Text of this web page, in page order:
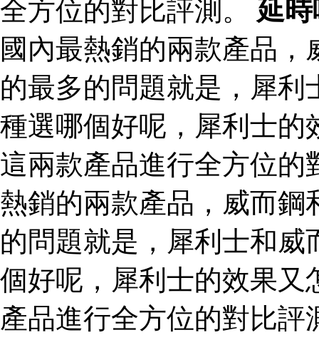
全方位的對比評測。 延
國內最熱銷的兩款產品
的最多的問題就是，犀
種選哪個好呢，犀利士的
這兩款產品進行全方位的
熱銷的兩款產品，威而鋼
的問題就是，犀利士和
個好呢，犀利士的效果又
產品進行全方位的對比評